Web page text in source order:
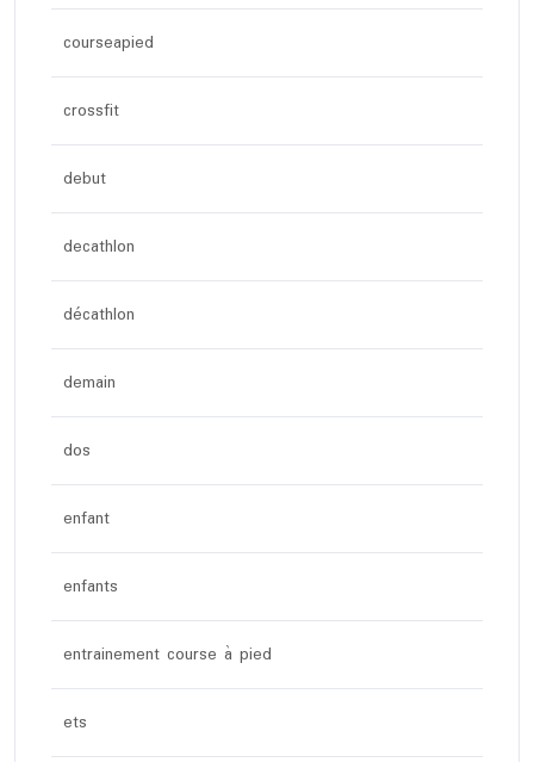
courseapied
crossfit
debut
decathlon
décathlon
demain
dos
enfant
enfants
entrainement course à pied
ets